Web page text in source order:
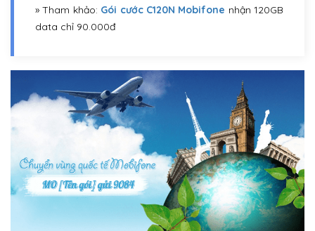
» Tham khảo: Gói cước C120N Mobifone nhận 120GB
data chỉ 90.000đ